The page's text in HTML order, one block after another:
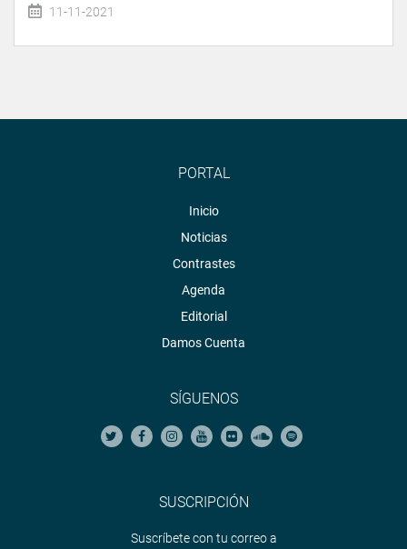
11-11-2021
PORTAL
Inicio
Noticias
Contrastes
Agenda
Editorial
Damos Cuenta
SÍGUENOS
SUSCRIPCIÓN
Suscríbete con tu correo a